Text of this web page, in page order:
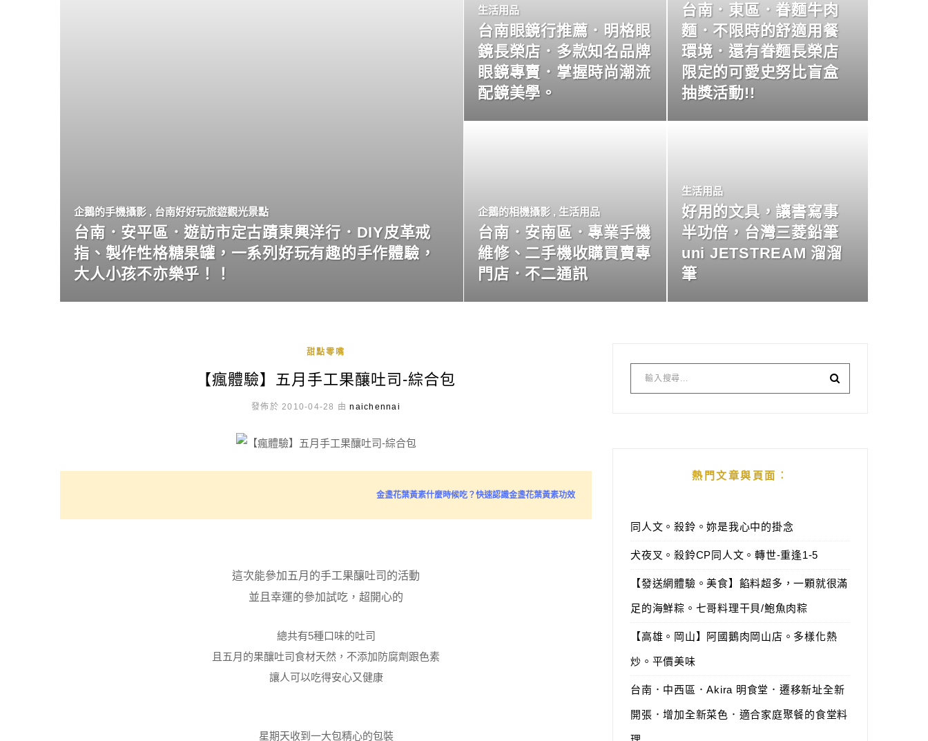
企鵝的手機攝影 , 台南好好玩旅遊觀光景點
台南．安平區．遊訪市定古蹟東興洋行．DIY皮革戒
指、製作性格糖果罐，一系列好玩有趣的手作體驗，
大人小孩不亦樂乎！！
生活用品
台南眼鏡行推薦．明格眼
鏡長榮店．多款知名品牌
眼鏡專賣．掌握時尚潮流
配鏡美學。
台南．東區．眷麵牛肉
麵．不限時的舒適用餐
環境．還有眷麵長榮店
限定的可愛史努比盲盒
抽獎活動!!
企鵝的相機攝影 , 生活用品
台南．安南區．專業手機
維修、二手機收購買賣專
門店．不二通訊
生活用品
好用的文具，讓書寫事
半功倍，台灣三菱鉛筆
uni JETSTREAM 溜溜
筆
甜點零嘴
【瘋體驗】五月手工果釀吐司-綜合包
發佈於 2010-04-28 由naichennai
金盞花葉黃素什麼時候吃？快速認識金盞花葉黃素功效
這次能參加五月的手工果釀吐司的活動
並且幸運的參加試吃，超開心的
總共有5種口味的吐司
且五月的果釀吐司食材天然，不添加防腐劑跟色素
讓人可以吃得安心又健康
星期天收到一大包精心的包裝
熱門文章與頁面︰
同人文。殺鈴。妳是我心中的掛念
犬夜叉。殺鈴CP同人文。轉世-重逢1-5
【發送網體驗。美食】餡料超多，一顆就很滿
足的海鮮粽。七哥料理干貝/鮑魚肉粽
【高雄。岡山】阿國鵝肉岡山店。多樣化熱
炒。平價美味
台南．中西區．Akira 明食堂．遷移新址全新
開張．增加全新菜色．適合家庭聚餐的食堂料